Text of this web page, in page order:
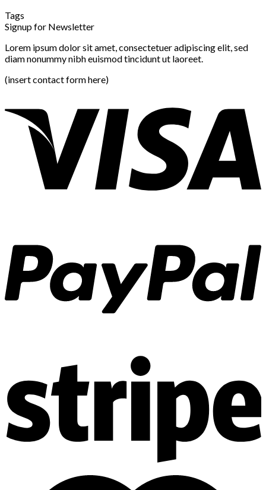
Tags
Signup for Newsletter
Lorem ipsum dolor sit amet, consectetuer adipiscing elit, sed
diam nonummy nibh euismod tincidunt ut laoreet.
(insert contact form here)